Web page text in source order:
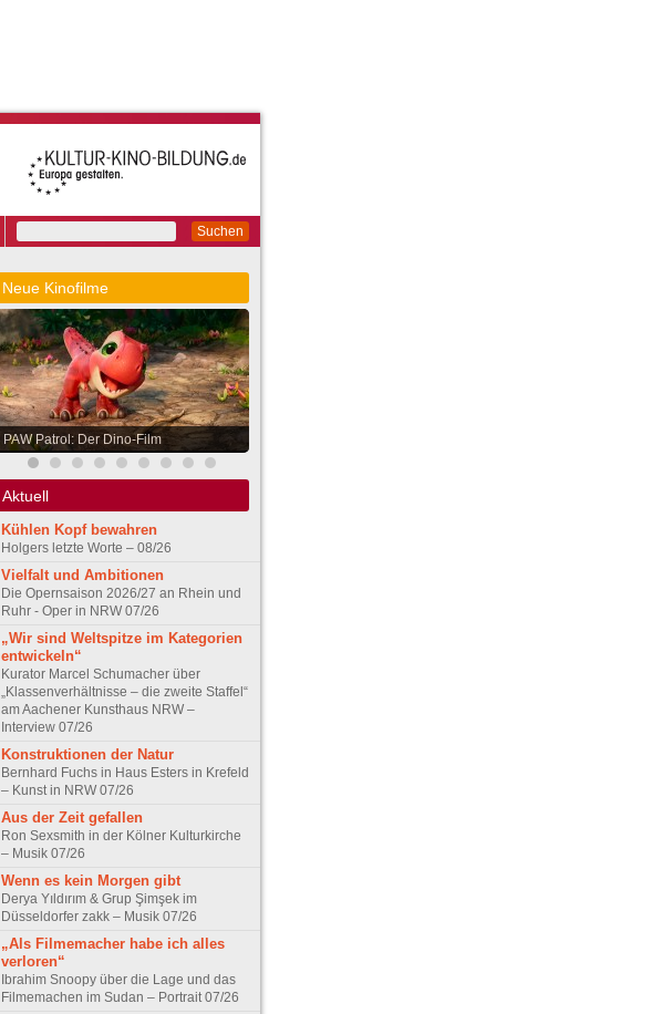
Suchen
Neue Kinofilme
PAW Patrol: Der Dino-Film
Aktuell
Kühlen Kopf bewahren
Holgers letzte Worte – 08/26
Vielfalt und Ambitionen
Die Opernsaison 2026/27 an Rhein und
Ruhr - Oper in NRW 07/26
„Wir sind Weltspitze im Kategorien
entwickeln“
Kurator Marcel Schumacher über
„Klassenverhältnisse – die zweite Staffel“
am Aachener Kunsthaus NRW –
Interview 07/26
Konstruktionen der Natur
Bernhard Fuchs in Haus Esters in Krefeld
– Kunst in NRW 07/26
Aus der Zeit gefallen
Ron Sexsmith in der Kölner Kulturkirche
– Musik 07/26
Wenn es kein Morgen gibt
Derya Yıldırım & Grup Şimşek im
Düsseldorfer zakk – Musik 07/26
„Als Filmemacher habe ich alles
verloren“
Ibrahim Snoopy über die Lage und das
Filmemachen im Sudan – Portrait 07/26